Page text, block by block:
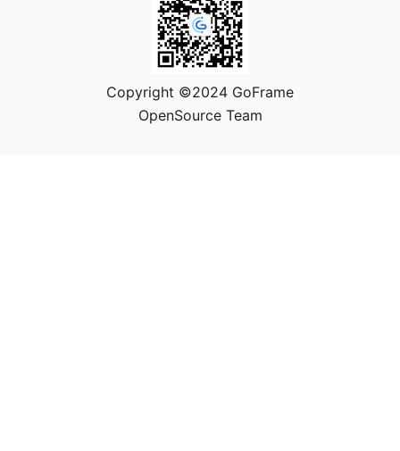
Copyright ©2024 GoFrame
OpenSource Team